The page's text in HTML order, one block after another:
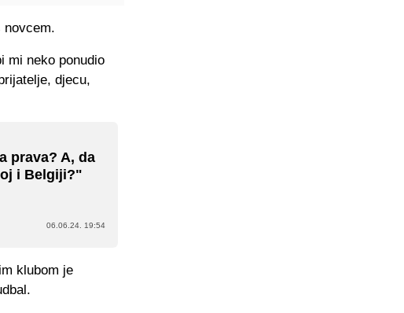
novcem.
mi neko ponudio
djecu,
prava? A, da
i Belgiji?"
06.06.24. 19:54
klubom je